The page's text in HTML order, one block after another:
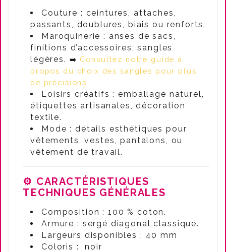
Couture : ceintures, attaches,
passants, doublures, biais ou renforts.
Maroquinerie : anses de sacs,
finitions d’accessoires, sangles
légères. ➡️ Consultez notre guide à
propos du choix des sangles pour plus
de précisions
Loisirs créatifs : emballage naturel,
étiquettes artisanales, décoration
textile.
Mode : détails esthétiques pour
vêtements, vestes, pantalons, ou
vêtement de travail.
⚙️ CARACTÉRISTIQUES
TECHNIQUES GÉNÉRALES
Composition : 100 % coton.
Armure : sergé diagonal classique.
Largeurs disponibles : 40 mm
Coloris : noir